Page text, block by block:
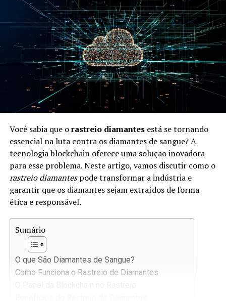
Você sabia que orastreio diamantesestá se tornando
essencial na luta contra os diamantes de sangue? A
tecnologia blockchain oferece uma solução inovadora
para esse problema. Neste artigo, vamos discutir como o
rastreio diamantespode transformar a indústria e
garantir que os diamantes sejam extraídos de forma
ética e responsável.
Sumário
O que São Diamantes de Sangue?
Como Funciona o Rastreio de Diamantes